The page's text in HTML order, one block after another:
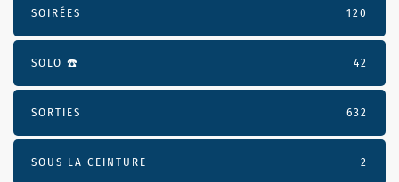
SOIRÉES 120
SOLO ☎️ 42
SORTIES 632
SOUS LA CEINTURE 2